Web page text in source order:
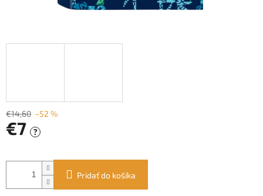
€14,60 –52 %
€7 ?
cena:
Pridať do košíka